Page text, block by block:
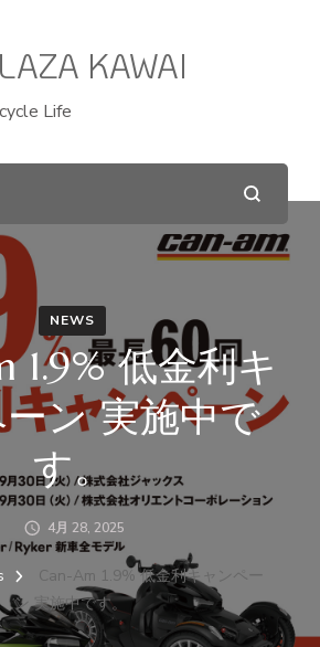
KAWAI
Life
NEWS
1.9% 低金利キ
ン 実施中で
す。
4月 28, 2025
Can-Am 1.9% 低金利キャンペー
ン 実施中です。